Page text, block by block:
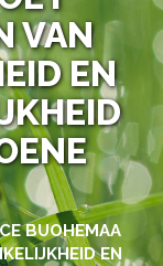
VAN
EN
BUOHEMAA
EN